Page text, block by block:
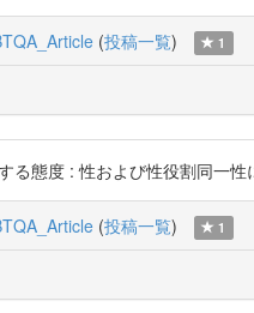
(投稿一覧) 1
る態度 : 性および性役割同
(投稿一覧) 1